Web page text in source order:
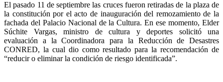
El pasado 11 de septiembre las cruces fueron retiradas de la plaza de
la constitución por el acto de inauguración del remozamiento de la
fachada del Palacio Nacional de la Cultura. En ese momento, Elder
Súchite Vargas, ministro de cultura y deportes solicitó una
evaluación a la Coordinadora para la Reducción de Desastres
CONRED, la cual dio como resultado para la recomendación de
“reducir o eliminar la condición de riesgo identificada”.